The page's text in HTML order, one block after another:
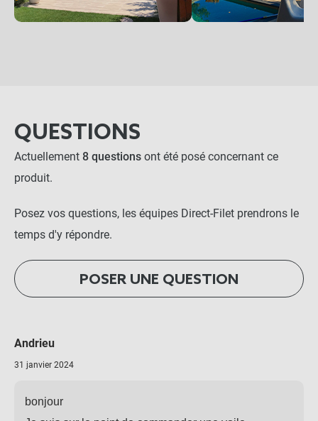
QUESTIONS
Actuellement 8 questions ont été posé concernant ce
produit.
Posez vos questions, les équipes Direct-Filet prendrons le
temps d'y répondre.
POSER UNE QUESTION
Andrieu
31 janvier 2024
bonjour